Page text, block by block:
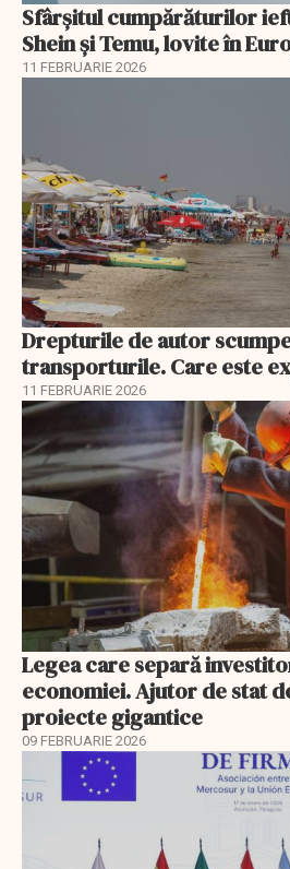
Sfârșitul cumpărăturilor
Shein și Temu, lovite în
11 FEBRUARIE 2026
Drepturile de autor
transporturile. Care este
11 FEBRUARIE 2026
Legea care separă
economiei. Ajutor de stat
proiecte gigantice
09 FEBRUARIE 2026